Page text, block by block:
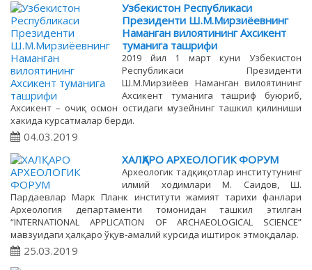
Узбекистон Республикаси
Президенти Ш.М.Мирзиёевнинг
Наманган вилоятининг Ахсикент
туманига ташрифи
2019 йил 1 март куни Узбекистон
Республикаси Президенти
Ш.М.Мирзиёев Наманган вилоятининг
Ахсикент туманига ташриф буюриб,
Ахсикент – очиқ осмон остидаги музейнинг ташкил қилиниши
хакида курсатмалар берди.
04.03.2019
ХАЛҚАРО АРХЕОЛОГИК ФОРУМ
Археологик тадқиқотлар институтунинг
илмий ходимлари М. Саидов, Ш.
Пардаевлар Марк Планк институти жамият тарихи фанлари
Археология департаменти томонидан ташкил этилган
“INTERNATIONAL APPLICATION OF ARCHAEOLOGICAL SCIENCE”
мавзуидаги ҳалқаро ўқув-амалий курсида иштирок этмоқдалар.
25.03.2019